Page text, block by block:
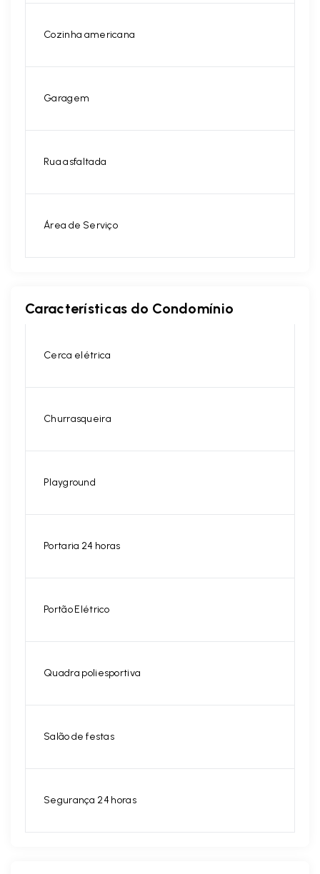
Cozinha americana
Garagem
Rua asfaltada
Área de Serviço
Características do Condomínio
Cerca elétrica
Churrasqueira
Playground
Portaria 24 horas
Portão Elétrico
Quadra poliesportiva
Salão de festas
Segurança 24 horas